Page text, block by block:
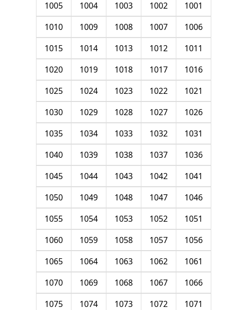
1001
1002
1003
1004
1005
1006
1007
1008
1009
1010
1011
1012
1013
1014
1015
1016
1017
1018
1019
1020
1021
1022
1023
1024
1025
1026
1027
1028
1029
1030
1031
1032
1033
1034
1035
1036
1037
1038
1039
1040
1041
1042
1043
1044
1045
1046
1047
1048
1049
1050
1051
1052
1053
1054
1055
1056
1057
1058
1059
1060
1061
1062
1063
1064
1065
1066
1067
1068
1069
1070
1071
1072
1073
1074
1075